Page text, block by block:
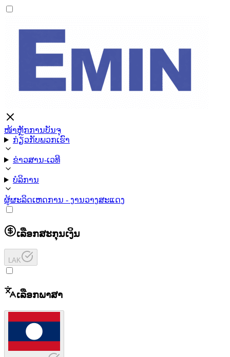
ໜ້າຫຼັກການບັນຈຸ
ກ່ຽວກັບພວກເຮົາ
ຂ່າວສານ-ເວທີ
ບໍລິການ
ຜູ້ຜະລິດເຫດການ - ງານວາງສະແດງ
ເລືອກສະກຸນເງິນ
LAK
ເລືອກພາສາ